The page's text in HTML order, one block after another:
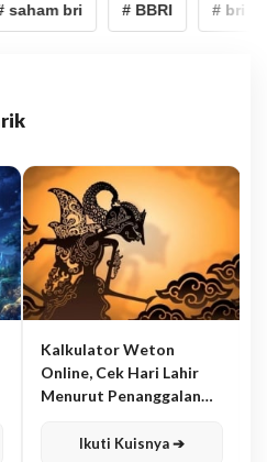
saham bri # BBRI # bri
Kalkulator Weton
Online, Cek Hari Lahir
Menurut Penanggalan
Ikuti Kuisnya ➔